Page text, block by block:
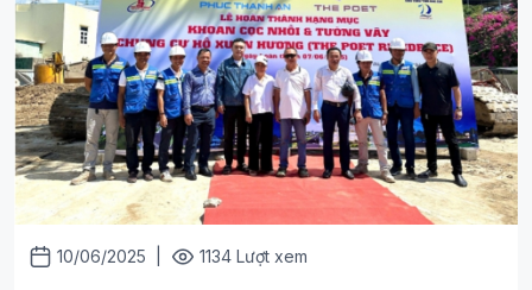
10/06/2025 1134 Lượt xem